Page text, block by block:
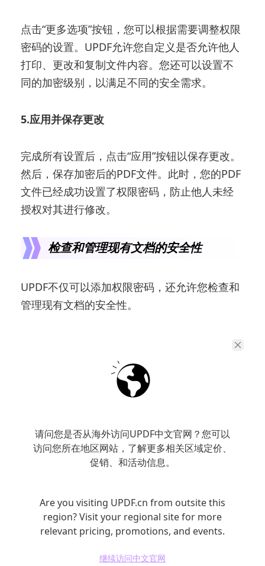
请问您是否从海外访问UPDF中文官网？您可以
访问您所在地区网站，了解更多相关区域定价、
促销、和活动信息。
Are you visiting UPDF.cn from outsite this
region? Visit your regional site for more
relevant pricing, promotions, and events.
继续访问中文官网
点击“更多选项”按钮，您可以根据需要调整权限
密码的设置。UPDF允许您自定义是否允许他人
打印、更改和复制文件内容。您还可以设置不
同的加密级别，以满足不同的安全需求。
5.应用并保存更改
完成所有设置后，点击“应用”按钮以保存更改。
然后，保存加密后的PDF文件。此时，您的PDF
文件已经成功设置了权限密码，防止他人未经
授权对其进行修改。
检查和管理现有文档的安全性
UPDF不仅可以添加权限密码，还允许您检查和
管理现有文档的安全性。
打开需要检查的PDF文件，点击“使用密码进行
保护”选项，然后选择“安全性属性”。在这里，
置，了解当前的安全状态。
2.删除安全性设置
如果您需要解除PDF文件的保护，可以按照以下
步骤操作：
选择“使用密码进行保护”按钮。